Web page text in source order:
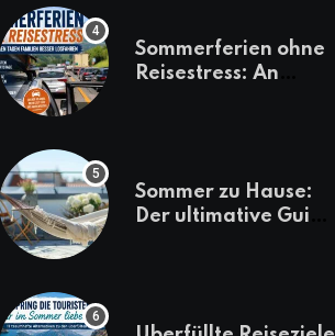
Sommerferien ohne
Reisestress: An
Sommer zu Hause:
Der ultimative Guide